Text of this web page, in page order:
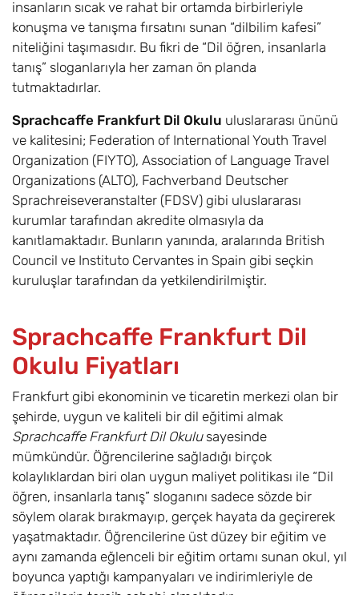
insanların sıcak ve rahat bir ortamda birbirleriyle
konuşma ve tanışma fırsatını sunan “dilbilim kafesi”
niteliğini taşımasıdır. Bu fikri de “Dil öğren, insanlarla
tanış” sloganlarıyla her zaman ön planda
tutmaktadırlar.
Sprachcaffe Frankfurt Dil Okulu uluslararası ününü
ve kalitesini; Federation of International Youth Travel
Organization (FIYTO), Association of Language Travel
Organizations (ALTO), Fachverband Deutscher
Sprachreiseveranstalter (FDSV) gibi uluslararası
kurumlar tarafından akredite olmasıyla da
kanıtlamaktadır. Bunların yanında, aralarında British
Council ve Instituto Cervantes in Spain gibi seçkin
kuruluşlar tarafından da yetkilendirilmiştir.
Sprachcaffe Frankfurt Dil
Okulu Fiyatları
Frankfurt gibi ekonominin ve ticaretin merkezi olan bir
şehirde, uygun ve kaliteli bir dil eğitimi almak
Sprachcaffe Frankfurt Dil Okulusayesinde
mümkündür. Öğrencilerine sağladığı birçok
kolaylıklardan biri olan uygun maliyet politikası ile “Dil
öğren, insanlarla tanış” sloganını sadece sözde bir
söylem olarak bırakmayıp, gerçek hayata da geçirerek
yaşatmaktadır. Öğrencilerine üst düzey bir eğitim ve
aynı zamanda eğlenceli bir eğitim ortamı sunan okul, yıl
boyunca yaptığı kampanyaları ve indirimleriyle de